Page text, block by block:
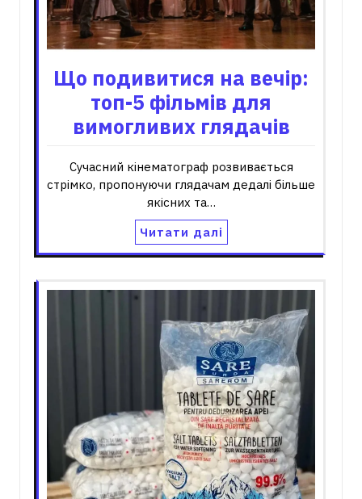
Що подивитися на вечір:
топ-5 фільмів для
вимогливих глядачів
Сучасний кінематограф розвивається
стрімко, пропонуючи глядачам дедалі більше
якісних та…
Читати далі